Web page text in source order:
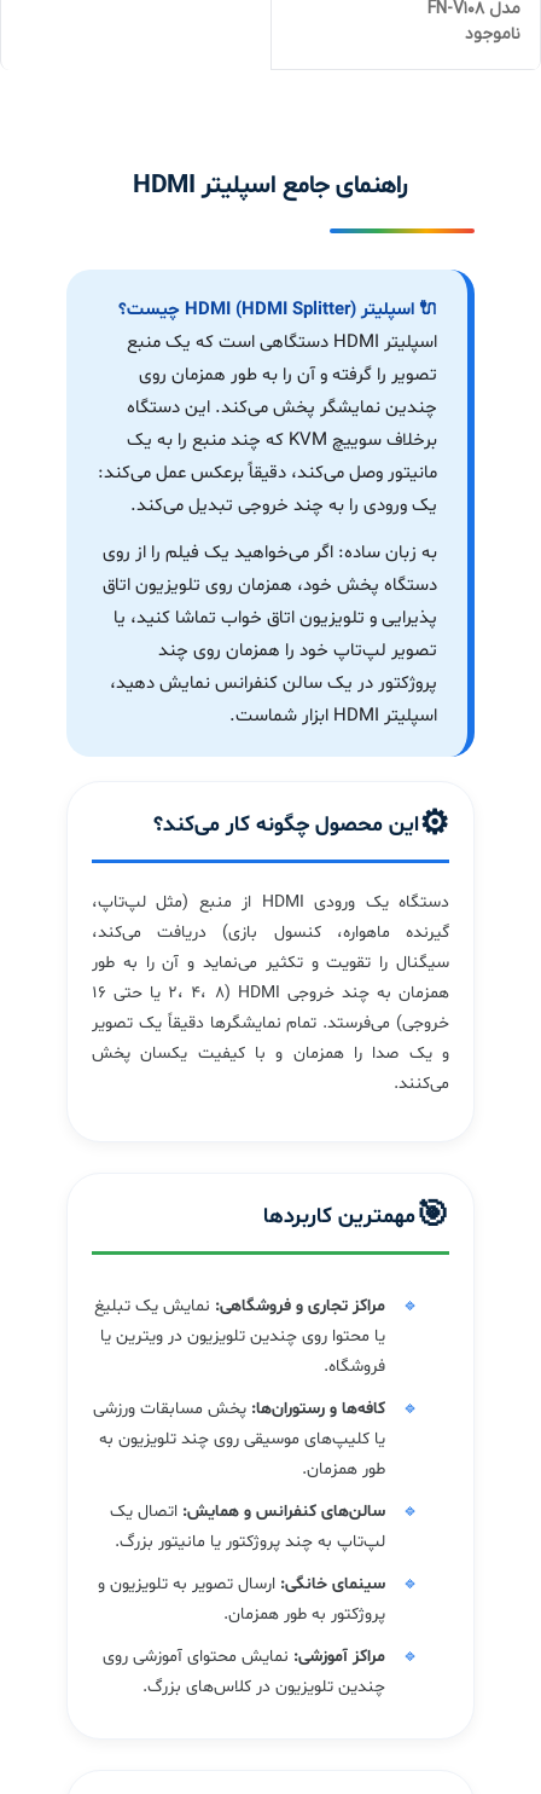
مدل FN-V108
ناموجود
راهنمای جامع اسپلیتر HDMI
🔌 اسپلیتر HDMI (HDMI Splitter) چیست؟
اسپلیتر HDMI دستگاهی است که یک منبع
تصویر را گرفته و آن را به طور همزمان روی
چندین نمایشگر پخش می‌کند. این دستگاه
برخلاف سوییچ KVM که چند منبع را به یک
مانیتور وصل می‌کند، دقیقاً برعکس عمل می‌کند:
یک ورودی را به چند خروجی تبدیل می‌کند.
به زبان ساده: اگر می‌خواهید یک فیلم را از روی
دستگاه پخش خود، همزمان روی تلویزیون اتاق
پذیرایی و تلویزیون اتاق خواب تماشا کنید، یا
تصویر لپ‌تاپ خود را همزمان روی چند
پروژکتور در یک سالن کنفرانس نمایش دهید،
اسپلیتر HDMI ابزار شماست.
⚙️این محصول چگونه کار می‌کند؟
دستگاه یک ورودی HDMI از منبع (مثل لپ‌تاپ،
گیرنده ماهواره، کنسول بازی) دریافت می‌کند،
سیگنال را تقویت و تکثیر می‌نماید و آن را به طور
همزمان به چند خروجی HDMI (۲، ۴، ۸ یا حتی ۱۶
خروجی) می‌فرستد. تمام نمایشگرها دقیقاً یک تصویر
و یک صدا را همزمان و با کیفیت یکسان پخش
می‌کنند.
🎯مهمترین کاربردها
مراکز تجاری و فروشگاهی: نمایش یک تبلیغ
یا محتوا روی چندین تلویزیون در ویترین یا
فروشگاه.
کافه‌ها و رستوران‌ها: پخش مسابقات ورزشی
یا کلیپ‌های موسیقی روی چند تلویزیون به
طور همزمان.
سالن‌های کنفرانس و همایش: اتصال یک
لپ‌تاپ به چند پروژکتور یا مانیتور بزرگ.
سینمای خانگی: ارسال تصویر به تلویزیون و
پروژکتور به طور همزمان.
مراکز آموزشی: نمایش محتوای آموزشی روی
چندین تلویزیون در کلاس‌های بزرگ.